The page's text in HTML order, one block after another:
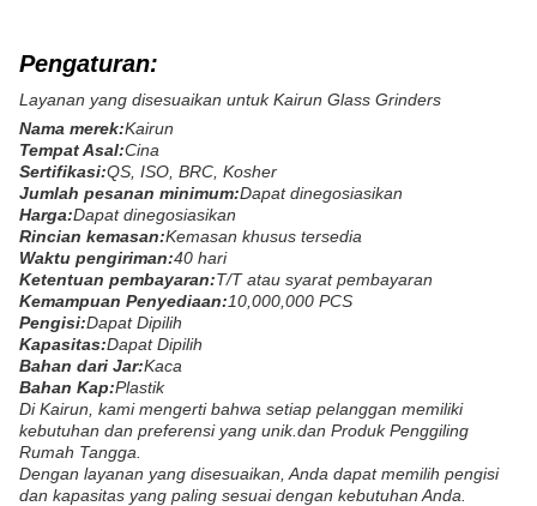
Pengaturan:
Layanan yang disesuaikan untuk Kairun Glass Grinders
Nama merek:Kairun
Tempat Asal:Cina
Sertifikasi:QS, ISO, BRC, Kosher
Jumlah pesanan minimum:Dapat dinegosiasikan
Harga:Dapat dinegosiasikan
Rincian kemasan:Kemasan khusus tersedia
Waktu pengiriman:40 hari
Ketentuan pembayaran:T/T atau syarat pembayaran
Kemampuan Penyediaan:10,000,000 PCS
Pengisi:Dapat Dipilih
Kapasitas:Dapat Dipilih
Bahan dari Jar:Kaca
Bahan Kap:Plastik
Di Kairun, kami mengerti bahwa setiap pelanggan memiliki
kebutuhan dan preferensi yang unik.dan Produk Penggiling
Rumah Tangga.
Dengan layanan yang disesuaikan, Anda dapat memilih pengisi
dan kapasitas yang paling sesuai dengan kebutuhan Anda.